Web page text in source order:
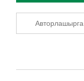
Авторлашырга